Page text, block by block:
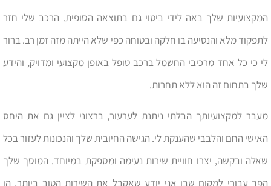
המקצועיות שלך באה לידי ביטוי גם בתוצאה הסופית. הרכב שלי חזר
לתפקוד מלא והנסיעה בו חלקה ובטוחה כפי שלא הייתה מזה זמן רב. ברור
לי כי כל אחד מרכיבי החשמל ברכב טופל באופן מקצועי ומדויק, והידע
שלך בתחום זה הוא ללא תחרות.
מעבר למקצועיותך הבלתי ניתנת לערעור, ברצוני לציין גם את היחס
האישי החם והלבבי שהענקת לי. הגישה החיובית שלך והנכונות לעזור בכל
שאלה ובקשה, יצרו חוויית שירות נעימה ומספקת במיוחד. המוסך שלך
הפך עבורי למקום שבו אני יודע שאקבל את השירות הטוב ביותר, הן